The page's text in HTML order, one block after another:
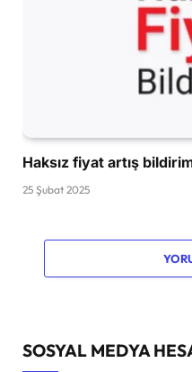
Haksız fiyat artış
25 Şubat 2025
SOSYAL MEDYA